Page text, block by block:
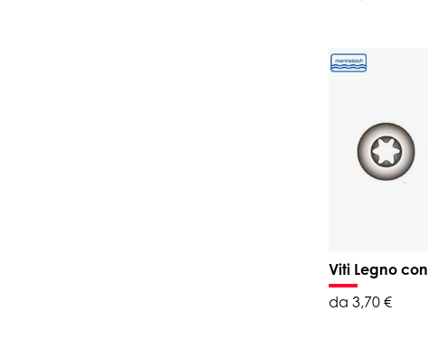
Viti Legno
da 3,70 €